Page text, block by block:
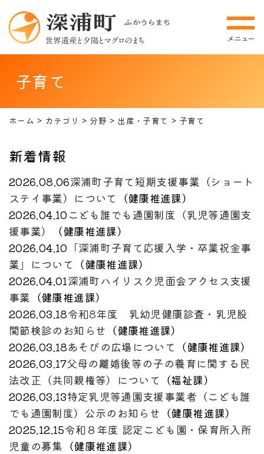
子育て
ホーム カテゴリ 分野 出産・子育て 子育て
新着情報
2026.08.06深浦町子育て短期支援事業（ショート
ステイ事業）について
（健康推進課）
2026.04.10こども誰でも通園制度（乳児等通園支
援事業）
（健康推進課）
2026.04.10 「深浦町子育て応援入学・卒業祝金事
業」について （健康推進課）
2026.04.01深浦町ハイリスク児面会アクセス支援
事業 （健康推進課）
2026.03.18令和8年度 乳幼児健康診査・乳児股
関節検診のお知らせ （健康推進課）
2026.03.18あそびの広場について （健康推進課）
2026.03.17父母の離婚後等の子の養育に関する民
法改正（共同親権等）について （福祉課）
2026.03.13特定乳児等通園支援事業者（こども誰
でも通園制度）公示のお知らせ （健康推進課）
2025.12.15令和８年度 認定こども園・保育所入所
児童の募集 （健康推進課）